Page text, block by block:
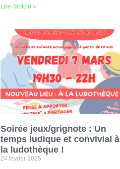
Lire l'article »
Soirée jeux/grignote : Un
temps ludique et convivial à
la ludothèque !
24 février 2025